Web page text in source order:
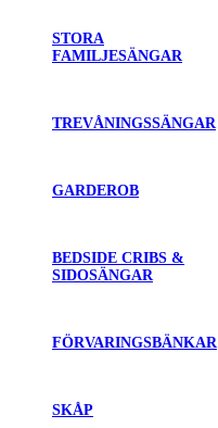
STORA
FAMILJESÄNGAR
TREVÅNINGSSÄNGAR
GARDEROB
BEDSIDE CRIBS &
SIDOSÄNGAR
FÖRVARINGSBÄNKAR
SKÅP